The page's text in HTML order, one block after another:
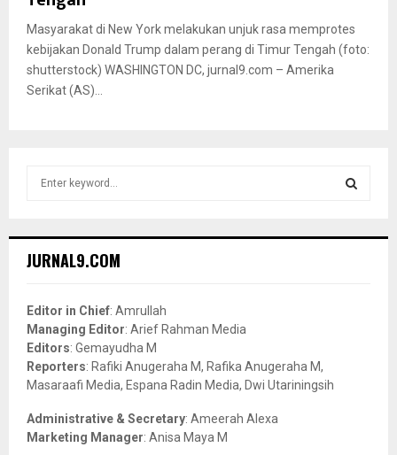
Masyarakat di New York melakukan unjuk rasa memprotes
kebijakan Donald Trump dalam perang di Timur Tengah (foto:
shutterstock) WASHINGTON DC, jurnal9.com – Amerika
Serikat (AS)...
h
o
r
:
JURNAL9.COM
Editor in Chief: Amrullah
Managing Editor: Arief Rahman Media
Editors: Gemayudha M
Reporters: Rafiki Anugeraha M, Rafika Anugeraha M,
Masaraafi Media, Espana Radin Media, Dwi Utariningsih
Administrative & Secretary: Ameerah Alexa
Marketing Manager: Anisa Maya M